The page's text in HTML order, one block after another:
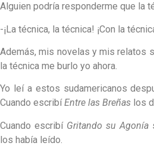
Alguien podría responderme que la
-¡La técnica, la técnica! ¡Con la
Además, mis novelas y mis relatos
la técnica me burlo yo ahora.
Yo leí a estos sudamericanos
Cuando escribíEntre las Breñas los
Cuando escribí Gritando su Agonía
los había leído.